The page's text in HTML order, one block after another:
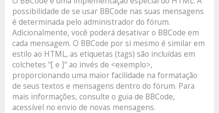
possibilidade de se usar BBCode nas suas mensagens
é determinada pelo administrador do fórum.
Adicionalmente, você poderá desativar o BBCode em
cada mensagem. O BBCode por si mesmo é similar em
estilo ao HTML, as etiquetas (tags) são incluídas em
colchetes "[ e ]" ao invés de <exemplo>,
proporcionando uma maior facilidade na formatação
de seus textos e mensagens dentro do fórum. Para
mais informações, consulte o guia de BBCode,
acessível no envio de novas mensagens.